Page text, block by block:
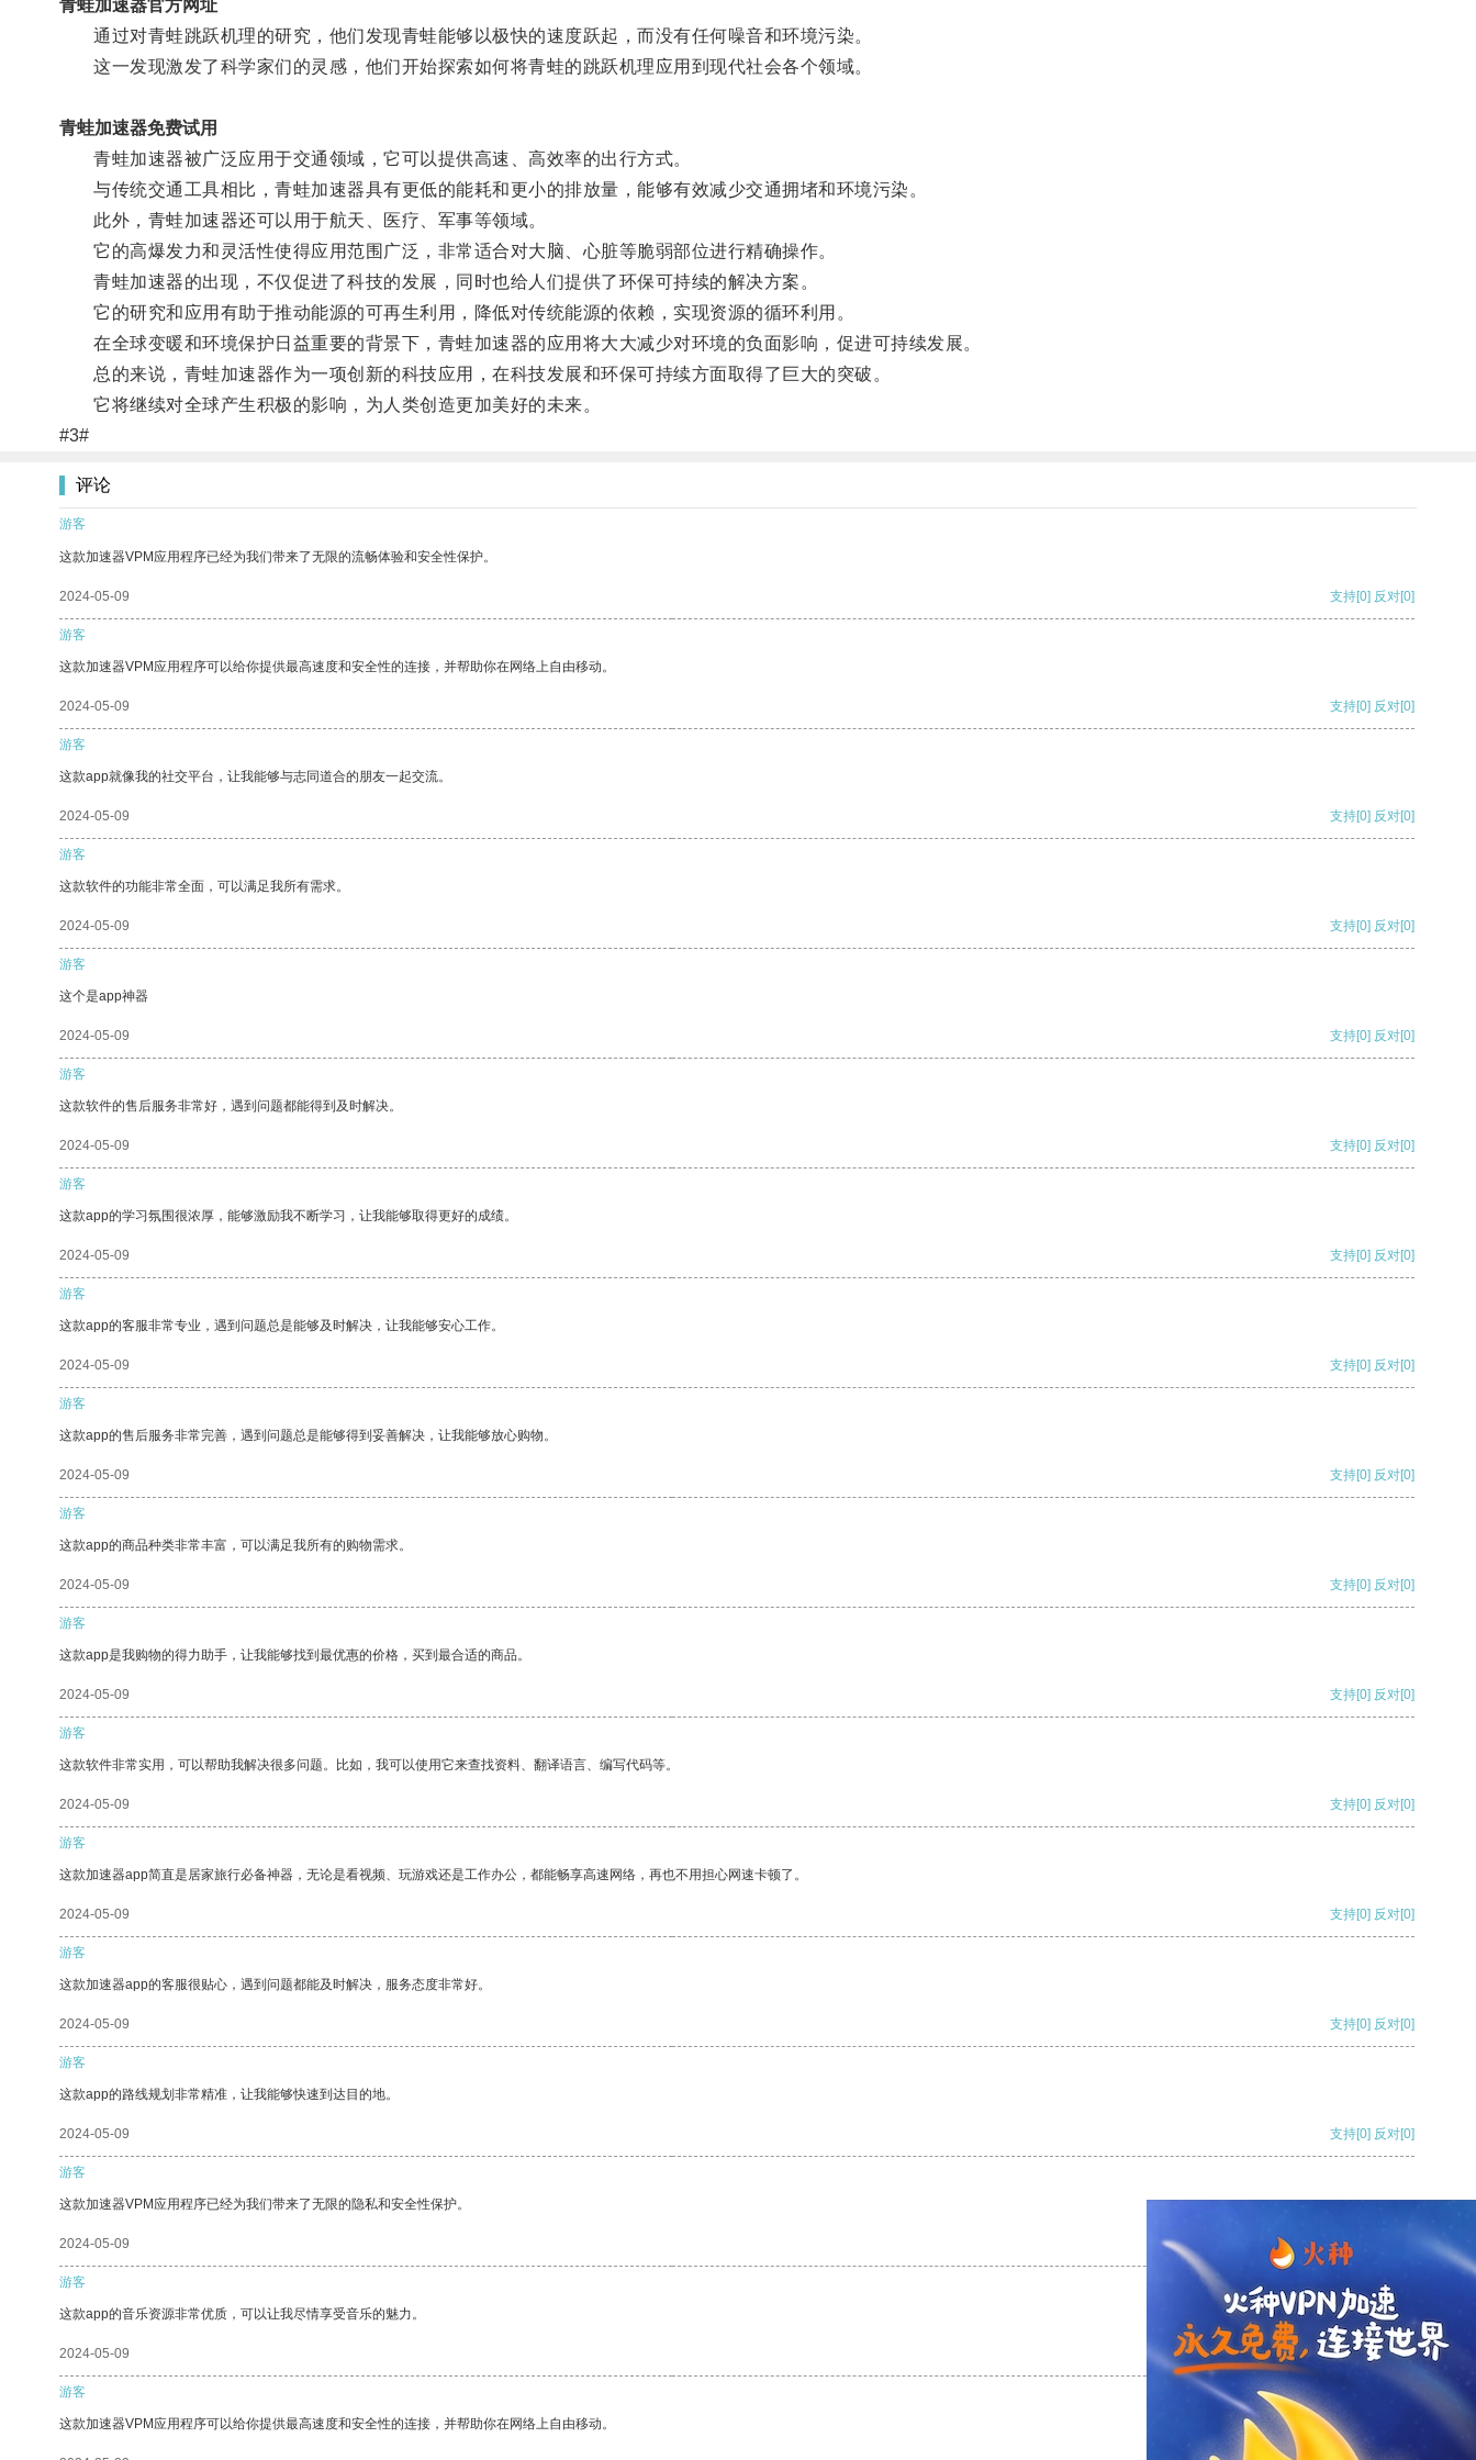
青蛙加速器官方网址
通过对青蛙跳跃机理的研究，他们发现青蛙能够以极快的速度跃起，而没有任何噪音和环境污染。
这一发现激发了科学家们的灵感，他们开始探索如何将青蛙的跳跃机理应用到现代社会各个领域。
青蛙加速器免费试用
青蛙加速器被广泛应用于交通领域，它可以提供高速、高效率的出行方式。
与传统交通工具相比，青蛙加速器具有更低的能耗和更小的排放量，能够有效减少交通拥堵和环境污染。
此外，青蛙加速器还可以用于航天、医疗、军事等领域。
它的高爆发力和灵活性使得应用范围广泛，非常适合对大脑、心脏等脆弱部位进行精确操作。
青蛙加速器的出现，不仅促进了科技的发展，同时也给人们提供了环保可持续的解决方案。
它的研究和应用有助于推动能源的可再生利用，降低对传统能源的依赖，实现资源的循环利用。
在全球变暖和环境保护日益重要的背景下，青蛙加速器的应用将大大减少对环境的负面影响，促进可持续发展。
总的来说，青蛙加速器作为一项创新的科技应用，在科技发展和环保可持续方面取得了巨大的突破。
它将继续对全球产生积极的影响，为人类创造更加美好的未来。
#3#
评论
游客
这款加速器VPM应用程序已经为我们带来了无限的流畅体验和安全性保护。
2024-05-09 支持[0] 反对[0]
游客
这款加速器VPM应用程序可以给你提供最高速度和安全性的连接，并帮助你在网络上自由移动。
2024-05-09 支持[0] 反对[0]
游客
这款app就像我的社交平台，让我能够与志同道合的朋友一起交流。
2024-05-09 支持[0] 反对[0]
游客
这款软件的功能非常全面，可以满足我所有需求。
2024-05-09 支持[0] 反对[0]
游客
这个是app神器
2024-05-09 支持[0] 反对[0]
游客
这款软件的售后服务非常好，遇到问题都能得到及时解决。
2024-05-09 支持[0] 反对[0]
游客
这款app的学习氛围很浓厚，能够激励我不断学习，让我能够取得更好的成绩。
2024-05-09 支持[0] 反对[0]
游客
这款app的客服非常专业，遇到问题总是能够及时解决，让我能够安心工作。
2024-05-09 支持[0] 反对[0]
游客
这款app的售后服务非常完善，遇到问题总是能够得到妥善解决，让我能够放心购物。
2024-05-09 支持[0] 反对[0]
游客
这款app的商品种类非常丰富，可以满足我所有的购物需求。
2024-05-09 支持[0] 反对[0]
游客
这款app是我购物的得力助手，让我能够找到最优惠的价格，买到最合适的商品。
2024-05-09 支持[0] 反对[0]
游客
这款软件非常实用，可以帮助我解决很多问题。比如，我可以使用它来查找资料、翻译语言、编写代码等。
2024-05-09 支持[0] 反对[0]
游客
这款加速器app简直是居家旅行必备神器，无论是看视频、玩游戏还是工作办公，都能畅享高速网络，再也不用担心网速卡顿了。
2024-05-09 支持[0] 反对[0]
游客
这款加速器app的客服很贴心，遇到问题都能及时解决，服务态度非常好。
2024-05-09 支持[0] 反对[0]
游客
这款app的路线规划非常精准，让我能够快速到达目的地。
2024-05-09 支持[0] 反对[0]
游客
这款加速器VPM应用程序已经为我们带来了无限的隐私和安全性保护。
2024-05-09 支持
游客
这款app的音乐资源非常优质，可以让我尽情享受音乐的魅力。
2024-05-09 支持[0] 反对[0]
游客
这款加速器VPM应用程序可以给你提供最高速度和安全性的连接，并帮助你在网络上自由移动。